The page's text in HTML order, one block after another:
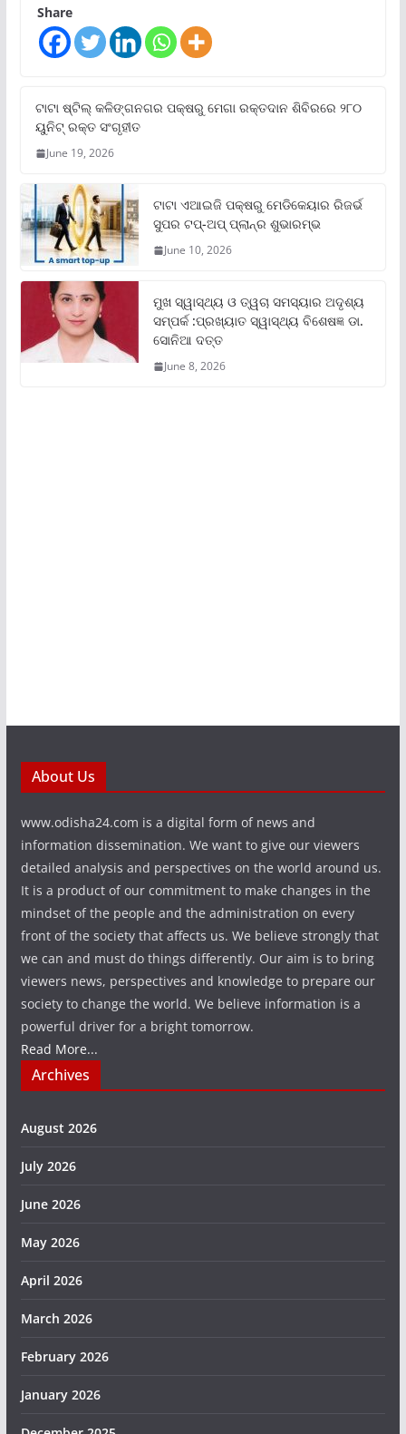
Share
ଟାଟା ଷ୍ଟିଲ୍‌ କଳିଙ୍ଗନଗର ପକ୍ଷରୁ ମେଗା ରକ୍ତଦାନ ଶିବିରରେ ୨୮୦
ୟୁନିଟ୍‌ ରକ୍ତ ସଂଗୃହୀତ
June 19, 2026
ଟାଟା ଏଆଇଜି ପକ୍ଷରୁ ମେଡିକେୟାର ରିଜର୍ଭ
ସୁପର ଟପ୍‌-ଅପ୍ ପ୍ଲାନ୍‌ର ଶୁଭାରମ୍ଭ
June 10, 2026
ମୁଖ ସ୍ୱାସ୍ଥ୍ୟ ଓ ତ୍ୱଚା ସମସ୍ୟାର ଅଦୃଶ୍ୟ
ସମ୍ପର୍କ :ପ୍ରଖ୍ୟାତ ସ୍ୱାସ୍ଥ୍ୟ ବିଶେଷଜ୍ଞ ଡା.
ସୋନିଆ ଦତ୍ତ
June 8, 2026
About Us
www.odisha24.com is a digital form of news and
information dissemination. We want to give our viewers
detailed analysis and perspectives on the world around us.
It is a product of our commitment to make changes in the
mindset of the people and the administration on every
front of the society that affects us. We believe strongly that
we can and must do things differently. Our aim is to bring
viewers news, perspectives and knowledge to prepare our
society to change the world. We believe information is a
powerful driver for a bright tomorrow.
Read More...
Archives
August 2026
July 2026
June 2026
May 2026
April 2026
March 2026
February 2026
January 2026